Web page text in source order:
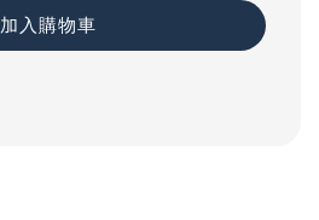
加入購物車